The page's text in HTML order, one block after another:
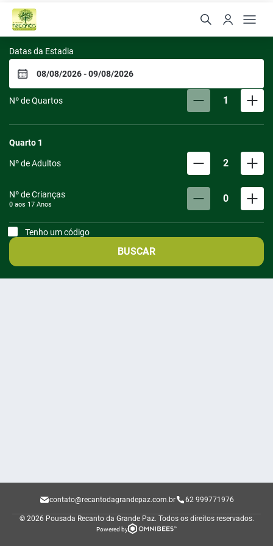
Pousada Recanto da
Datas da Estadia
Nº de Quartos 1
Quarto 1
Nº de Adultos 2
Nº de Crianças
0 aos 17 Anos 0
Tenho um código
BUSCAR
contato@recantodagrandepaz.com.br 62 999771976
© 2026 Pousada Recanto da Grande Paz. Todos os direitos reservados.
Powered by